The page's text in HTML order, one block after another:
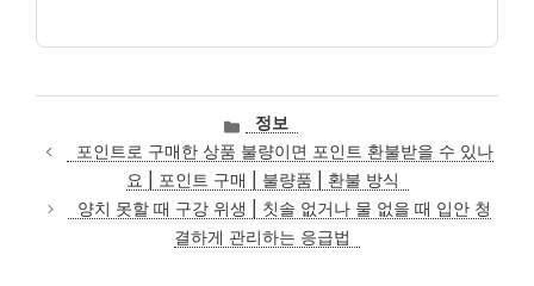
카
테
고
리
정보
포인트로 구매한 상품 불량이면 포인트 환불받을 수 있나
요 | 포인트 구매 | 불량품 | 환불 방식
양치 못할 때 구강 위생 | 칫솔 없거나 물 없을 때 입안 청
결하게 관리하는 응급법